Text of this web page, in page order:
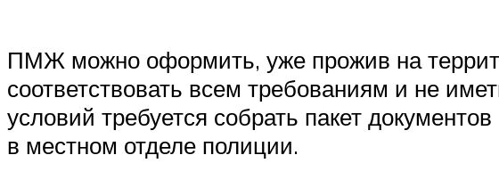
ПМЖ можно оформить, уже прожив на
соответствовать всем требованиям и не
условий требуется собрать пакет
в местном отделе полиции.